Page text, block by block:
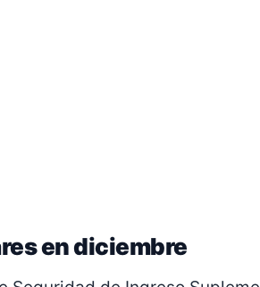
en diciembre